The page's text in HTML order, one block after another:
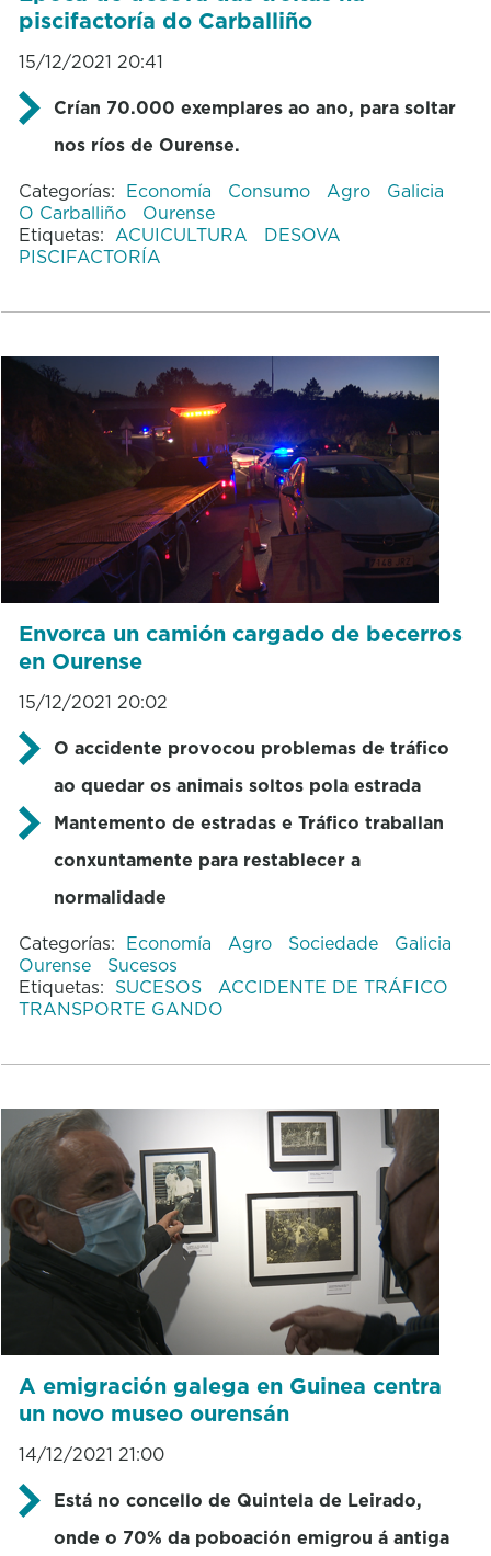
piscifactoría do Carballiño
15/12/2021 20:41
Crían 70.000 exemplares ao ano, para soltar
nos ríos de Ourense.
Categorías: Economía Consumo Agro
Galicia
O Carballiño
Ourense
Etiquetas: ACUICULTURA
DESOVA
PISCIFACTORÍA
Envorca un camión cargado de becerros
en Ourense
15/12/2021 20:02
O accidente provocou problemas de tráfico
ao quedar os animais soltos pola estrada
Mantemento de estradas e Tráfico traballan
conxuntamente para restablecer a
normalidade
Categorías: Economía Agro Sociedade
Galicia
Ourense
Sucesos
Etiquetas: SUCESOS
ACCIDENTE DE TRÁFICO
TRANSPORTE GANDO
A emigración galega en Guinea centra
un novo museo ourensán
14/12/2021 21:00
Está no concello de Quintela de Leirado,
onde o 70% da poboación emigrou á antiga